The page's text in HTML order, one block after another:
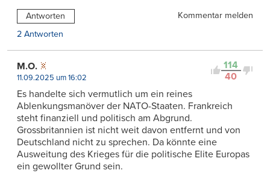
Antworten
Kommentar melden
2 Antworten
114
40
M.O.
11.09.2025 um 16:02
Es handelte sich vermutlich um ein reines
Ablenkungsmanöver der NATO-Staaten. Frankreich
steht finanziell und politisch am Abgrund.
Grossbritannien ist nicht weit davon entfernt und von
Deutschland nicht zu sprechen. Da könnte eine
Ausweitung des Krieges für die politische Elite Europas
ein gewollter Grund sein.